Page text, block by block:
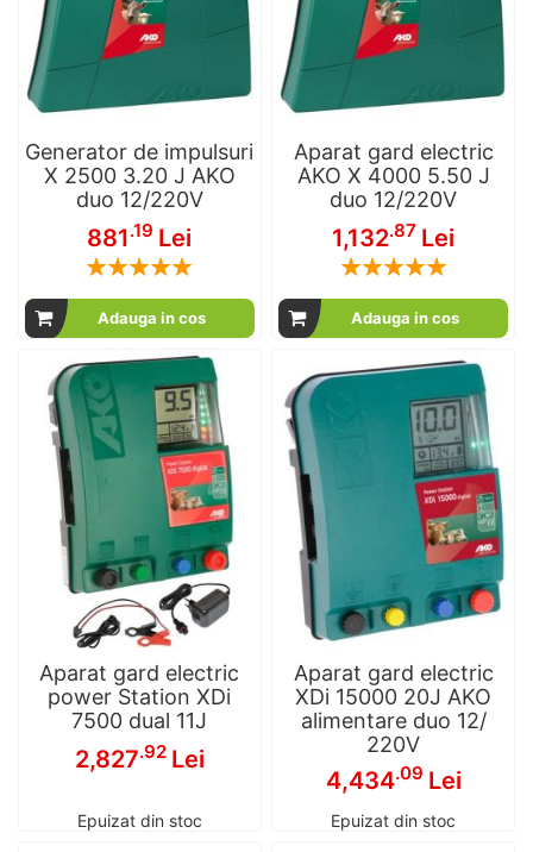
Generator de impulsuri
X 2500 3.20 J AKO
duo 12/220V
881.19 Lei
Rating:
Adauga in cos
Aparat gard electric
AKO X 4000 5.50 J
duo 12/220V
1,132.87 Lei
Rating:
Adauga in cos
Aparat gard electric
power Station XDi
7500 dual 11J
2,827.92 Lei
Epuizat din stoc
Aparat gard electric
XDi 15000 20J AKO
alimentare duo 12/
220V
4,434.09 Lei
Epuizat din stoc